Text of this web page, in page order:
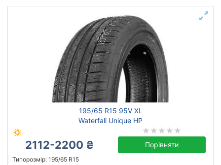
195/65 R15 95V XL
Waterfall Unique HP
2112-2200 ₴ Порівняти
Типорозмір: 195/65 R15